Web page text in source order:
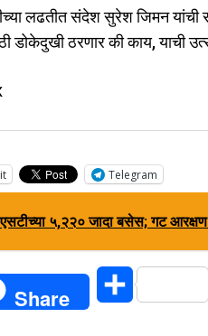
लढतीत संदेश सुरेश जिमन यांची
डोकेदुखी ठरणार की काय,
Telegram
५,२२० जादा बसेस; गट
Share Share